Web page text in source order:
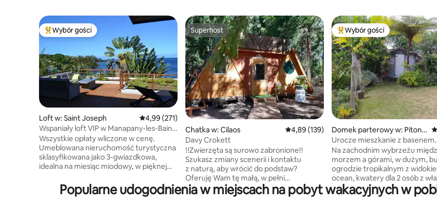
Najpopularniejsze z kategorii Wybór gości
Wybór gości
Loft w: Saint Joseph Średnia ocena: 4,99 na 5, liczba recenzji: 271
4,99 (271)
Wspaniały loft VIP w Manapany-les-Bains,
z widokiem na morze
Wszystkie opłaty wliczone w cenę.
Umeblowana nieruchomość turystyczna
sklasyfikowana jako 3-gwiazdkowa,
idealna na miesiąc miodowy, w pięknej
spaceru od naturalnego basenu.
Ogromny taras z widokiem na Ocean
Superhost
Superhost
Chatka w: Cilaos Średnia ocena: 4,89 na 5, liczba recenzji: 139
4,89 (139)
Davy Crokett
‼️Zwierzęta są surowo zabronione‼️
Szukasz zmiany scenerii i kontaktu
z naturą, aby wrócić do podstaw?
Oferuję Wam tę małą, w pełni
wyposażoną, komfortową chatkę
w samym sercu japońskiego lasu
Najpopularniejsze z kategorii
Wybór gości
Domek parterowy w: Piton S
aint-Leu
Urocze mieszkanie z basenem
z podgrzewaną wodą
Na zachodnim wybrzeżu
morzem a górami, w dużym,
ogrodzie tropikalnym z
ocean, kwatery dla 2 osób z
wejściem. Sucha toaleta i
zewnątrz pod gigantycznym
Popularne udogodnienia w miejscach na pobyt wakacyjnych w